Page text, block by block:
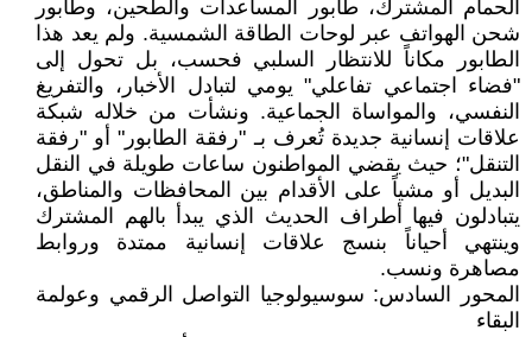
الحمام المشترك، طابور المساعدات والطحين، وطابور
شحن الهواتف عبر لوحات الطاقة الشمسية. ولم يعد هذا
الطابور مكاناً للانتظار السلبي فحسب، بل تحول إلى
"فضاء اجتماعي تفاعلي" يومي لتبادل الأخبار، والتفريغ
النفسي، والمواساة الجماعية. ونشأت من خلاله شبكة
علاقات إنسانية جديدة تُعرف بـ "رفقة الطابور" أو "رفقة
التنقل"؛ حيث يقضي المواطنون ساعات طويلة في النقل
البديل أو مشياً على الأقدام بين المحافظات والمناطق،
يتبادلون فيها أطراف الحديث الذي يبدأ بالهم المشترك
وينتهي أحياناً بنسج علاقات إنسانية ممتدة وروابط
مصاهرة ونسب.
المحور السادس: سوسيولوجيا التواصل الرقمي وعولمة
البقاء